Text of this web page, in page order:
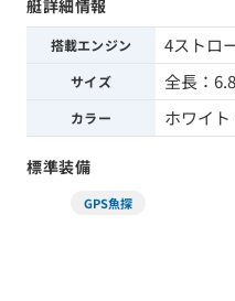
艇詳細情報
搭載エンジン 4ストロ
サイズ 全長：
カラー ホワイ
標準装備
GPS魚探